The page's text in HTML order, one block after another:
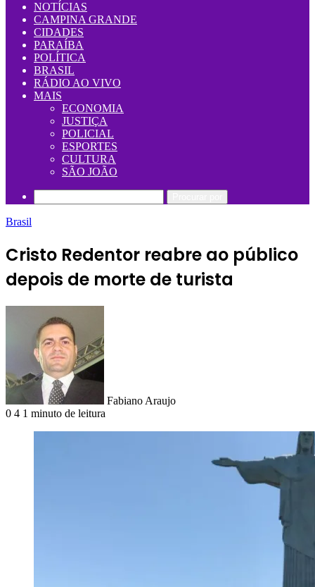
NOTÍCIAS
CAMPINA GRANDE
CIDADES
PARAÍBA
POLÍTICA
BRASIL
RÁDIO AO VIVO
MAIS
ECONOMIA
JUSTIÇA
POLICIAL
ESPORTES
CULTURA
SÃO JOÃO
Brasil
Cristo Redentor reabre ao público
depois de morte de turista
Fabiano Araujo
0 4 1 minuto de leitura